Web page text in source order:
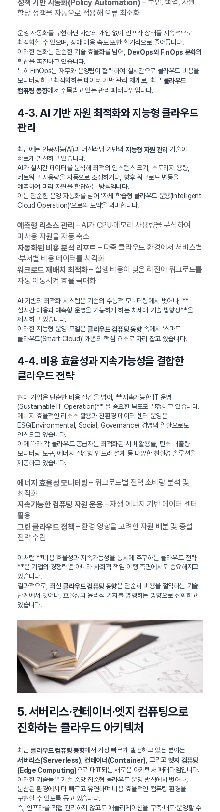
정책 기반 자동화(Policy Automation) – 보안, 백업, 자원
할당 정책을 자동으로 적용해 오류 최소화
운영 자동화를 구현하면 사람의 개입 없이 인프라 상태를 지속적으로
최적화할 수 있으며, 장애 대응 속도 또한 획기적으로 줄어듭니다.
이러한 변화는 단순한 기술 효율화를 넘어, DevOps와 FinOps 문화의
확산을 촉진하고 있습니다.
특히 FinOps는 재무와 운영팀이 협력하여 실시간으로 클라우드 비용을
모니터링하고 최적화하는 데이터 기반 관리 체계로, 최근 클라우드
컴퓨팅 동향에서 주목받고 있는 관리 패러다임입니다.
4-3. AI 기반 자원 최적화와 지능형 클라우드
관리
최근에는 인공지능(AI)과 머신러닝 기반의 지능형 자원 관리 기술이
빠르게 발전하고 있습니다.
AI가 실시간 데이터를 분석해 최적의 인스턴스 크기, 스토리지 용량,
네트워크 사용량을 자동으로 조정하거나, 향후 워크로드 변동을
예측하여 미리 자원을 할당하는 방식입니다.
이는 단순한 운영 자동화를 넘어 ‘자체 학습형 클라우드 운용(Intelligent
Cloud Operation)’으로의 도약을 의미합니다.
예측형 리소스 관리 – AI가 CPU·메모리 사용량을 분석하여
미사용 자원을 자동 축소
자동화된 비용 분석 리포트 – 다중 클라우드 환경에서 서비스별
·부서별 비용 데이터를 시각화
워크로드 재배치 최적화– 실행 비용이 낮은 리전에 워크로드를
자동 이동시켜 효율 극대화
AI 기반의 최적화 시스템은 기존의 수동적 모니터링에서 벗어나, **
실시간 대응과 예측형 운영을 가능하게 하는 차세대 기술 방향성**을
제시하고 있습니다.
이러한 지능형 운영 모델은클라우드 컴퓨팅 동향속에서 ‘스마트
클라우드(Smart Cloud)’ 개념의 핵심 요소로 자리 잡고 있습니다.
4-4. 비용 효율성과 지속가능성을 결합한
클라우드 전략
현대 기업은 단순한 비용 절감을 넘어, **지속가능한 IT 운영
(Sustainable IT Operation)** 을 중요한 목표로 설정하고 있습니다.
에너지 효율적인 리소스 활용과 친환경 데이터 센터 운영은
ESG(Environmental, Social, Governance) 경영의 일환으로도
인식되고 있습니다.
이에 따라 각 클라우드 공급자는 최적화된 서버 활용률, 탄소 배출량
모니터링 도구, 에너지 절감형 인프라 설계 등 다양한 친환경 솔루션을
제공하고 있습니다.
에너지 효율성 모니터링 – 워크로드별 전력 소비량 분석 및
최적화
지속가능한 컴퓨팅 자원 운용 – 재생 에너지 기반 데이터 센터
활용
그린 클라우드 정책 – 환경 영향을 고려한 자원 배분 및 증설
전략 수립
이처럼 **비용 효율성과 지속가능성을 동시에 추구하는 클라우드 전략
**은 기업의 경쟁력뿐 아니라 사회적 책임 이행 측면에서도 중요해지고
있습니다.
결과적으로, 최신 클라우드 컴퓨팅 동향은 단순히 비용을 절약하는 기술
단계에서 벗어나, 효율성과 윤리적 가치를 병행하는 방향으로 진화하고
있습니다.
5. 서버리스·컨테이너·엣지 컴퓨팅으로
진화하는 클라우드 아키텍처
최근클라우드 컴퓨팅 동향에서 가장 빠르게 발전하고 있는 분야는
서버리스(Serverless),컨테이너(Container), 그리고 엣지 컴퓨팅
(Edge Computing)으로 대표되는 새로운 아키텍처 패러다임입니다.
이러한 기술들은 기존 중앙 집중형 클라우드 운영 방식에서 벗어나,
분산된 환경에서 더 빠르고 유연하며 비용 효율적인 컴퓨팅 환경을
구현할 수 있도록 돕고 있습니다.
즉, 인프라를 직접 관리하지 않고도 애플리케이션을 구축·배포·운영할 수